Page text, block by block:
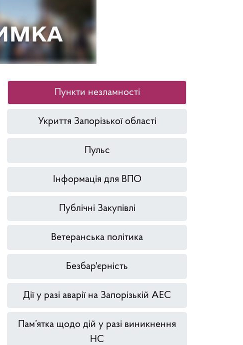
Пункти незламності
Укриття Запорізької області
Пульс
Інформація для ВПО
Публічні Закупівлі
Ветеранська політика
Безбар'єрність
Дії у разі аварії на Запорізькій АЕС
Пам’ятка щодо дій у разі виникнення
НС